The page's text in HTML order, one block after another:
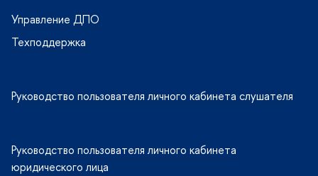
Управление ДПО
Техподдержка
Руководство пользователя личного кабинета слушателя
Руководство пользователя личного кабинета
юридического лица